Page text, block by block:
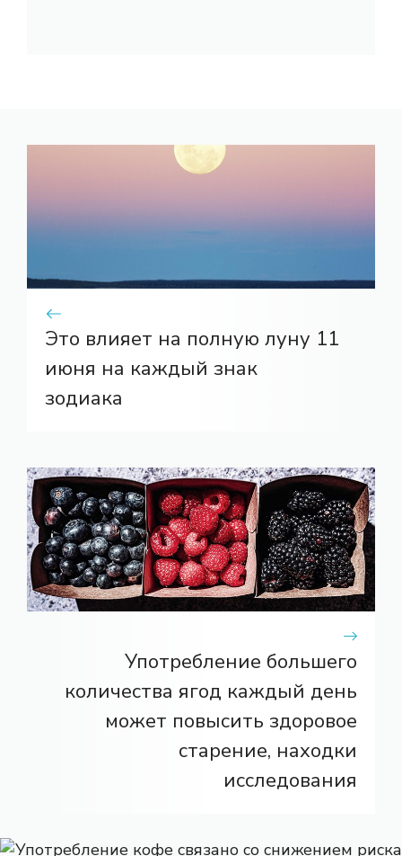
Это влияет на полную луну 11
июня на каждый знак
зодиака
Употребление большего
количества ягод каждый день
может повысить здоровое
старение, находки
исследования